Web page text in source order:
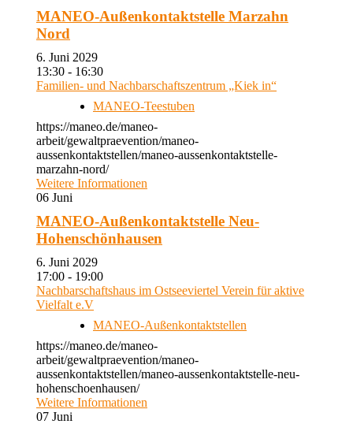
MANEO-Außenkontaktstelle Marzahn
Nord
6. Juni 2029
13:30 - 16:30
Familien- und Nachbarschaftszentrum „Kiek in“
MANEO-Teestuben
https://maneo.de/maneo-
arbeit/gewaltpraevention/maneo-
aussenkontaktstellen/maneo-aussenkontaktstelle-
marzahn-nord/
Weitere Informationen
06 Juni
MANEO-Außenkontaktstelle Neu-
Hohenschönhausen
6. Juni 2029
17:00 - 19:00
Nachbarschaftshaus im Ostseeviertel Verein für aktive
Vielfalt e.V
MANEO-Außenkontaktstellen
https://maneo.de/maneo-
arbeit/gewaltpraevention/maneo-
aussenkontaktstellen/maneo-aussenkontaktstelle-neu-
hohenschoenhausen/
Weitere Informationen
07 Juni